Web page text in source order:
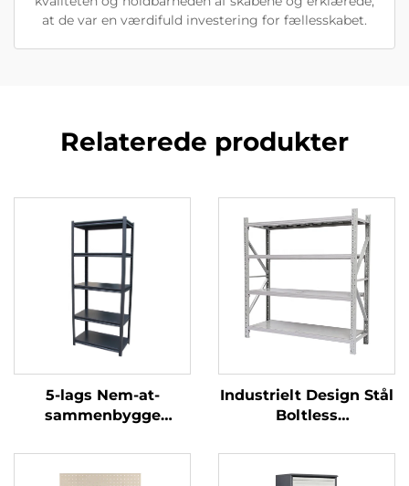
at de var en værdifuld investering for fællesskabet.
Relaterede produkter
5-lags Nem-at-
sammenbygge
Hjemmekontor
Bogreol Rack
Industrielt Design Stål
Boltless
Hylde Lagerstativ
Garagehylder Metal